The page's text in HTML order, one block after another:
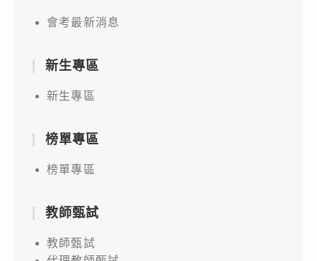
會考最新消息
新生專區
新生專區
榜單專區
榜單專區
教師甄試
教師甄試